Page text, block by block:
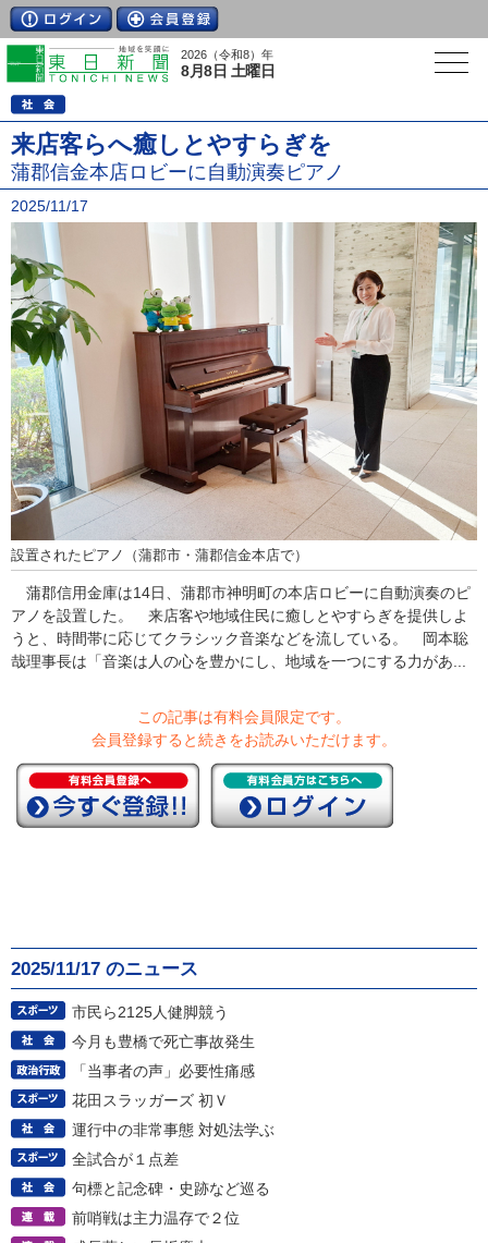
2026（令和8）年
8月8日 土曜日
来店客らへ癒しとやすらぎを
蒲郡信金本店ロビーに自動演奏ピアノ
2025/11/17
設置されたピアノ（蒲郡市・蒲郡信金本店で）
蒲郡信用金庫は14日、蒲郡市神明町の本店ロビーに自動演奏のピ
アノを設置した。 来店客や地域住民に癒しとやすらぎを提供しよ
うと、時間帯に応じてクラシック音楽などを流している。 岡本聡
哉理事長は「音楽は人の心を豊かにし、地域を一つにする力があ...
この記事は有料会員限定です。
会員登録すると続きをお読みいただけます。
2025/11/17 のニュース
市民ら2125人健脚競う
今月も豊橋で死亡事故発生
「当事者の声」必要性痛感
花田スラッガーズ 初Ｖ
運行中の非常事態 対処法学ぶ
全試合が１点差
句標と記念碑・史跡など巡る
前哨戦は主力温存で２位